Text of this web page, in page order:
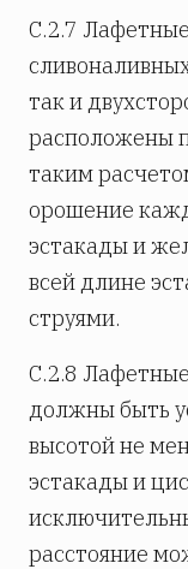
С.2.7
так и
расположены
таким
орошение
эстакады и
всей длине
струями.
С.2.8
должны быть
высотой не
эстакады и
расстояние